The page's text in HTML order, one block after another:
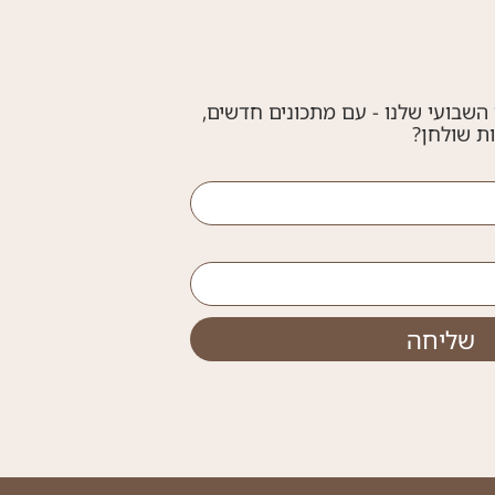
השבועי שלנו - עם מתכונים חדשים,
שולחן?
שליחה